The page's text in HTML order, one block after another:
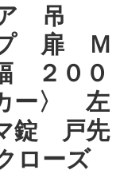
吊
プ 扉 Ｍ
２００
ー〉 左
錠 戸先
ローズ